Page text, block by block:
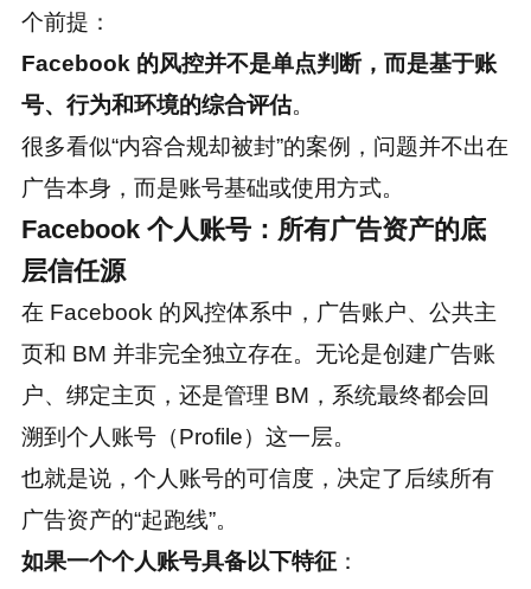
个前提：
Facebook 的风控并不是单点判断，而是基于账
号、行为和环境的综合评估。
很多看似“内容合规却被封”的案例，问题并不出在
广告本身，而是账号基础或使用方式。
Facebook 个人账号：所有广告资产的底
层信任源
在 Facebook 的风控体系中，广告账户、公共主
页和 BM 并非完全独立存在。无论是创建广告账
户、绑定主页，还是管理 BM，系统最终都会回
溯到个人账号（Profile）这一层。
也就是说，个人账号的可信度，决定了后续所有
广告资产的“起跑线”。
如果一个个人账号具备以下特征：